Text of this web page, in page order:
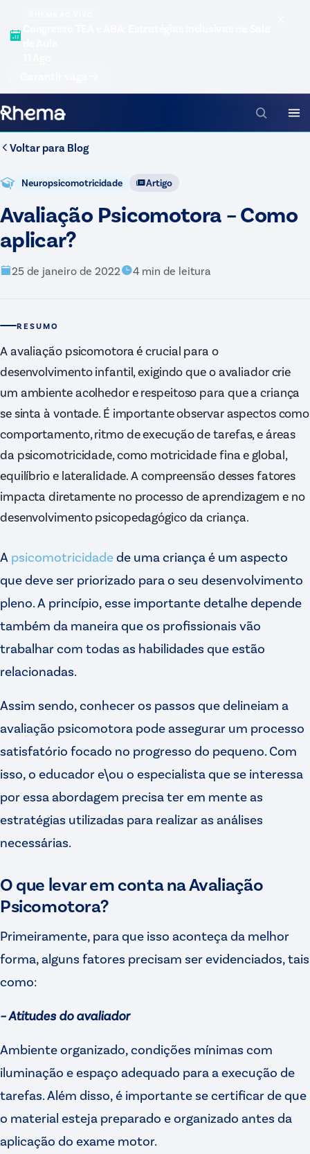
Voltar para Blog
Neuropsicomotricidade Artigo
Avaliação Psicomotora – Como
aplicar?
25 de janeiro de 2022 4 min de leitura
RESUMO
A avaliação psicomotora é crucial para o
desenvolvimento infantil, exigindo que o avaliador crie
um ambiente acolhedor e respeitoso para que a criança
se sinta à vontade. É importante observar aspectos como
comportamento, ritmo de execução de tarefas, e áreas
da psicomotricidade, como motricidade fina e global,
equilíbrio e lateralidade. A compreensão desses fatores
impacta diretamente no processo de aprendizagem e no
desenvolvimento psicopedagógico da criança.
A psicomotricidadede uma criança é um aspecto
que deve ser priorizado para o seu desenvolvimento
pleno. A princípio, esse importante detalhe depende
também da maneira que os profissionais vão
trabalhar com todas as habilidades que estão
relacionadas.
Assim sendo, conhecer os passos que delineiam a
avaliação psicomotora pode assegurar um processo
satisfatório focado no progresso do pequeno. Com
isso, o educador e\ou o especialista que se interessa
por essa abordagem precisa ter em mente as
estratégias utilizadas para realizar as análises
necessárias.
O que levar em conta na Avaliação
Psicomotora?
Primeiramente, para que isso aconteça da melhor
forma, alguns fatores precisam ser evidenciados, tais
como:
– Atitudes do avaliador
Ambiente organizado, condições mínimas com
iluminação e espaço adequado para a execução de
tarefas. Além disso, é importante se certificar de que
o material esteja preparado e organizado antes da
aplicação do exame motor.